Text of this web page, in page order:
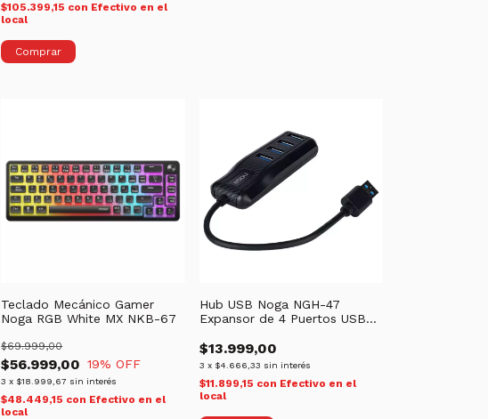
$105.399,15 con Efectivo en el
local
Teclado Mecánico Gamer
Noga RGB White MX NKB-67
$56.999,00
$69.999,00
19% OFF
3 x $18.999,67 sin interés
$48.449,15 con Efectivo en el
local
Hub USB Noga NGH-47
Expansor de 4 Puertos USB
$13.999,00
3 x $4.666,33 sin interés
$11.899,15 con Efectivo en el
local